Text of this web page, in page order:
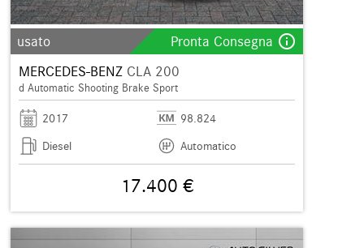
usato Pronta Consegna info_outline
MERCEDES-BENZ CLA 200
d Automatic Shooting Brake Sport
2017
98.824
Diesel
Automatico
17.400 €